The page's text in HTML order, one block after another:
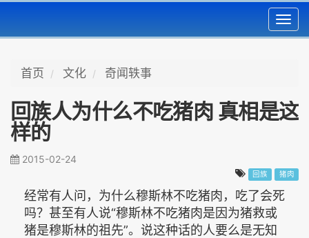
首页 文化 奇闻轶事
回族人为什么不吃猪肉 真相是这
样的
2015-02-24
回族 猪肉
经常有人问，为什么穆斯林不吃猪肉，吃了会死
吗？甚至有人说“穆斯林不吃猪肉是因为猪救或
猪是穆斯林的祖先”。说这种话的人要么是无知